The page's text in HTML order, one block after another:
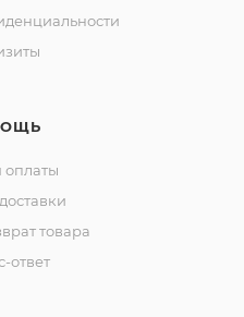
оплаты
товара
ответ